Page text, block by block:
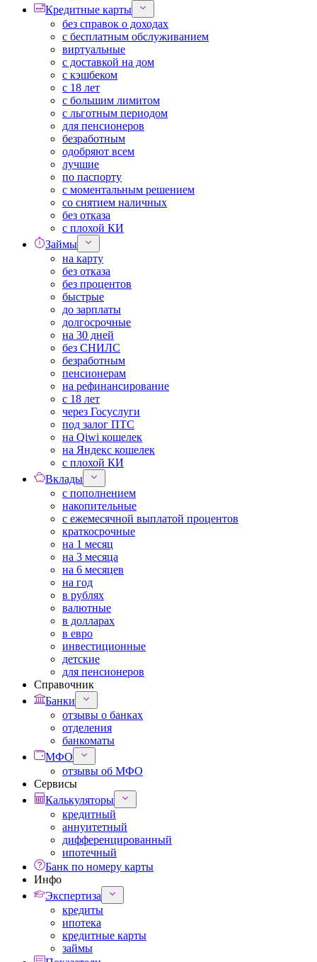
Кредитные карты
без справок о доходах
с бесплатным обслуживанием
виртуальные
с доставкой на дом
с кэшбеком
с 18 лет
с большим лимитом
с льготным периодом
для пенсионеров
безработным
одобряют всем
лучшие
по паспорту
с моментальным решением
со снятием наличных
без отказа
с плохой КИ
Займы
на карту
без отказа
без процентов
быстрые
до зарплаты
долгосрочные
на 30 дней
без СНИЛС
безработным
пенсионерам
на рефинансирование
с 18 лет
через Госуслуги
под залог ПТС
на Qiwi кошелек
на Яндекс кошелек
с плохой КИ
Вклады
с пополнением
накопительные
с ежемесячной выплатой процентов
краткосрочные
на 1 месяц
на 3 месяца
на 6 месяцев
на год
в рублях
валютные
в долларах
в евро
инвестиционные
детские
для пенсионеров
Справочник
Банки
отзывы о банках
отделения
банкоматы
МФО
отзывы об МФО
Сервисы
Калькуляторы
кредитный
аннуитетный
дифференцированный
ипотечный
Банк по номеру карты
Инфо
Экспертиза
кредиты
ипотека
кредитные карты
займы